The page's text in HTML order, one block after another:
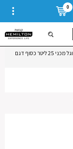
0
מיקרוגל מכני 25 ליטר כסוף דגם